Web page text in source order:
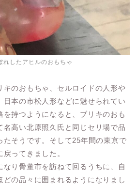
れしたアヒルのおもちゃ
キのおもちゃ、セルロイドの人形や
日本の市松人形などに魅せられてい
を持つようになると、ブリキのおも
名高い北原照久氏と同じセリ場で品
たそうです。そして25年間の東京で
ってきました。
なり骨董市を訪ねて回るうちに、自
どの品々に囲まれるようになりまし